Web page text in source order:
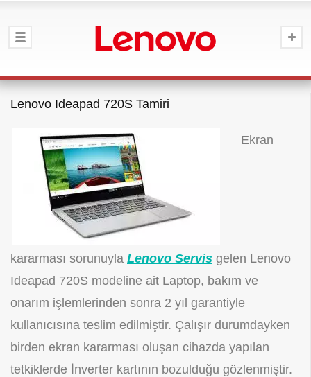
Lenovo Ideapad 720S Tamiri
Ekran
kararması sorunuyla Lenovo Servis gelen Lenovo
Ideapad 720S modeline ait Laptop, bakım ve
onarım işlemlerinden sonra 2 yıl garantiyle
kullanıcısına teslim edilmiştir. Çalışır durumdayken
birden ekran kararması oluşan cihazda yapılan
tetkiklerde İnverter kartının bozulduğu gözlenmiştir.